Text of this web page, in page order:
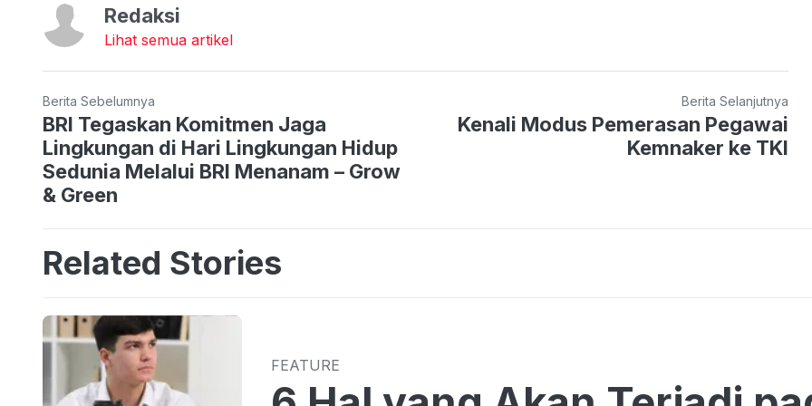
Redaksi
Lihat semua artikel
Berita Sebelumnya
BRI Tegaskan Komitmen Jaga
Lingkungan di Hari Lingkungan Hidup
Sedunia Melalui BRI Menanam – Grow
& Green
Berita Selanjutnya
Kenali Modus Pemerasan Pegawai
Kemnaker ke TKI
Related Stories
FEATURE